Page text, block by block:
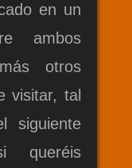
en un
ambos
otros
visitar, tal
siguiente
queréis